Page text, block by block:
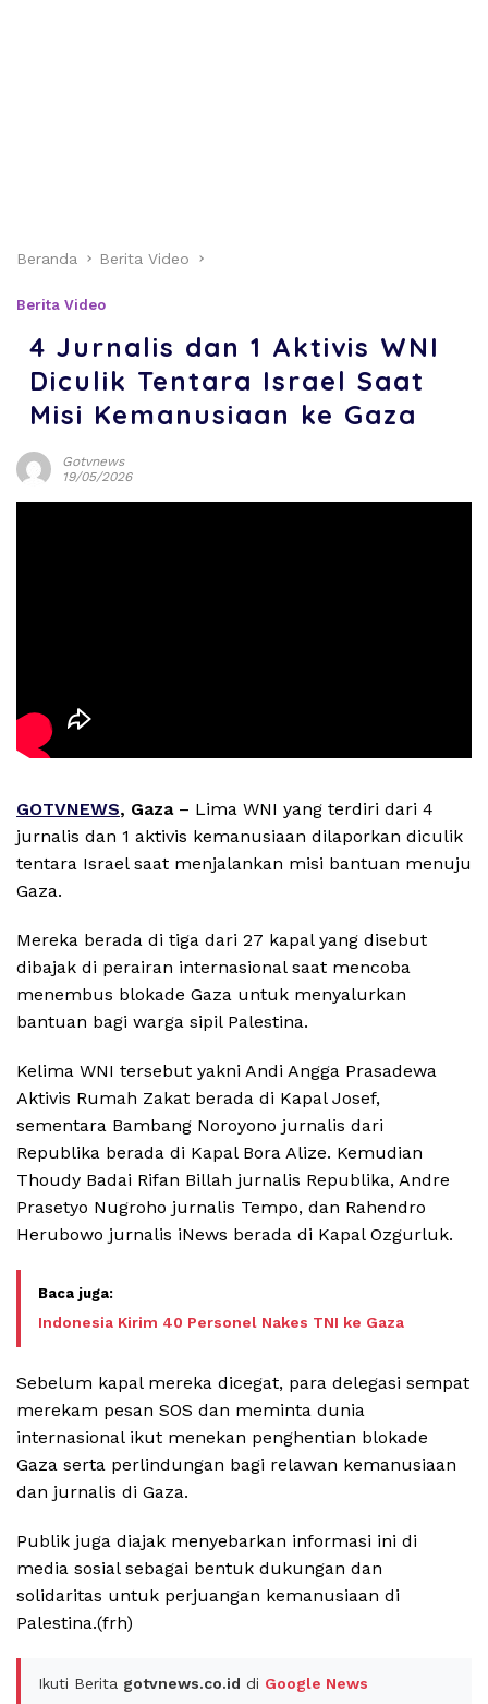
Beranda Berita Video
Berita Video
4 Jurnalis dan 1 Aktivis WNI
Diculik Tentara Israel Saat
Misi Kemanusiaan ke Gaza
Gotvnews
19/05/2026
GOTVNEWS, Gaza– Lima WNI yang terdiri dari 4
jurnalis dan 1 aktivis kemanusiaan dilaporkan diculik
tentara Israel saat menjalankan misi bantuan menuju
Gaza.
Mereka berada di tiga dari 27 kapal yang disebut
dibajak di perairan internasional saat mencoba
menembus blokade Gaza untuk menyalurkan
bantuan bagi warga sipil Palestina.
Kelima WNI tersebut yakni Andi Angga Prasadewa
Aktivis Rumah Zakat berada di Kapal Josef,
sementara Bambang Noroyono jurnalis dari
Republika berada di Kapal Bora Alize. Kemudian
Thoudy Badai Rifan Billah jurnalis Republika, Andre
Prasetyo Nugroho jurnalis Tempo, dan Rahendro
Herubowo jurnalis iNews berada di Kapal Ozgurluk.
Indonesia Kirim 40 Personel Nakes TNI ke Gaza
Sebelum kapal mereka dicegat, para delegasi sempat
merekam pesan SOS dan meminta dunia
internasional ikut menekan penghentian blokade
Gaza serta perlindungan bagi relawan kemanusiaan
dan jurnalis di Gaza.
Publik juga diajak menyebarkan informasi ini di
media sosial sebagai bentuk dukungan dan
solidaritas untuk perjuangan kemanusiaan di
Palestina.(frh)
Ikuti Berita gotvnews.co.id di Google News